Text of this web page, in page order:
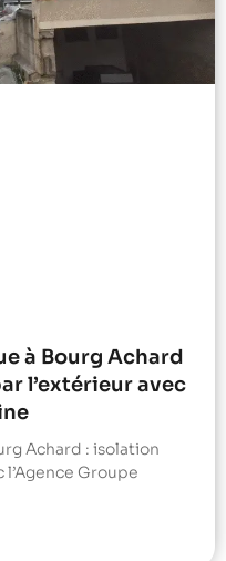
à Bourg Achard
l’extérieur avec
Achard : isolation
Groupe